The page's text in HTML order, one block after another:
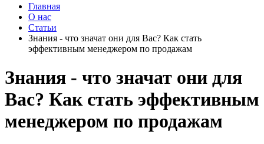
Главная
О нас
Статьи
Знания - что значат они для Вас? Как стать
эффективным менеджером по продажам
Знания - что значат они для
Вас? Как стать эффективным
менеджером по продажам